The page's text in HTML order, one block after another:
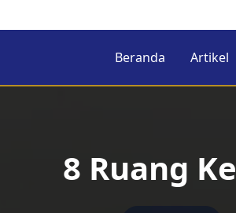
Beranda Artikel
8 Ruang